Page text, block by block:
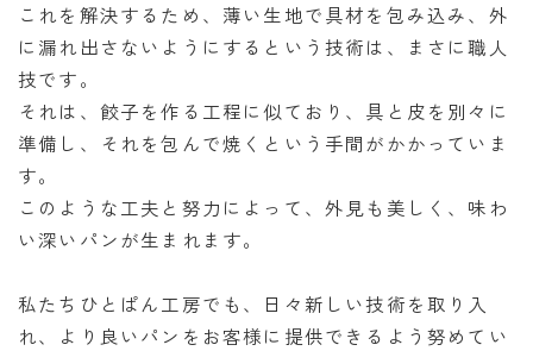
これを解決するため、薄い生地で具材を包み込み、外
に漏れ出さないようにするという技術は、まさに職人
技です。
それは、餃子を作る工程に似ており、具と皮を別々に
準備し、それを包んで焼くという手間がかかっていま
す。
このような工夫と努力によって、外見も美しく、味わ
い深いパンが生まれます。
私たちひとぱん工房でも、日々新しい技術を取り入
れ、より良いパンをお客様に提供できるよう努めてい